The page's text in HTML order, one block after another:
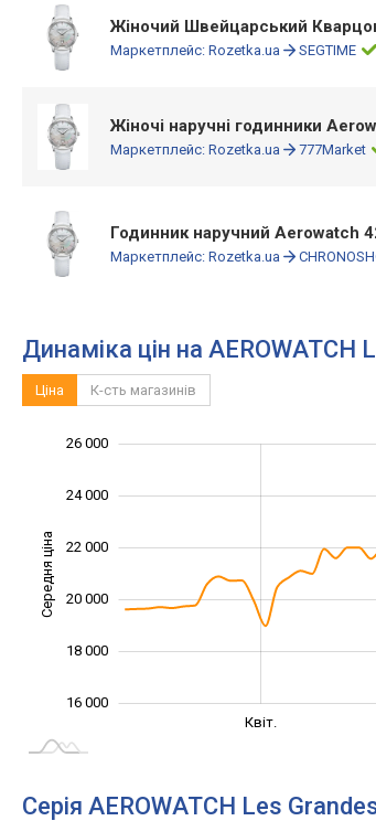
Жіночий Швейцарський
Маркетплейс: Rozetka.ua SEGTIME
Жіночі наручні годинники
Маркетплейс: Rozetka.ua 777Market
Годинник наручний Aerowatch
Маркетплейс: Rozetka.ua
Динаміка цін на
Ціна К-сть магазинів
Середня ціна
16 000
18 000
20 000
22 000
24 000
26 000
Квіт.
Серія AEROWATCH Les